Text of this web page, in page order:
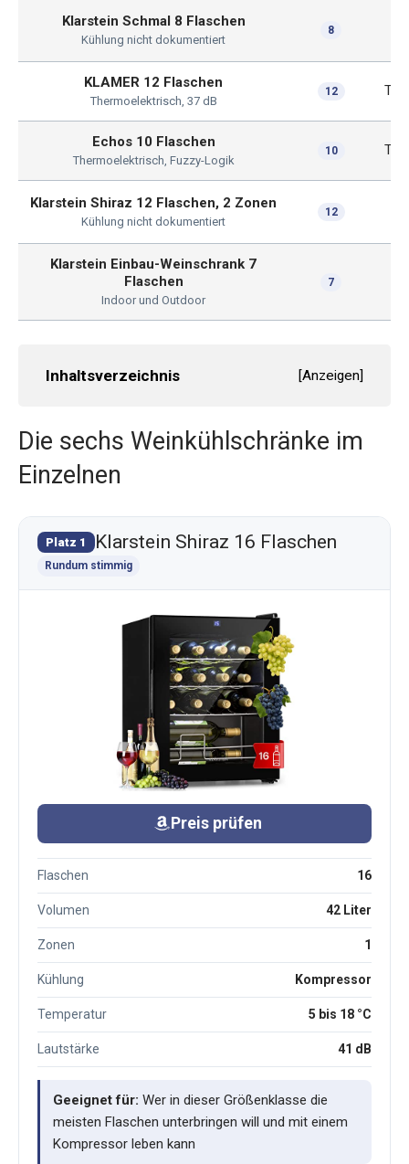
Klarstein Schmal 8 Flaschen
Kühlung nicht dokumentiert
8
KLAMER 12 Flaschen
Thermoelektrisch, 37 dB
12
Echos 10 Flaschen
Thermoelektrisch, Fuzzy-Logik
10
Klarstein Shiraz 12 Flaschen, 2 Zonen
Kühlung nicht dokumentiert
12
Klarstein Einbau-Weinschrank 7
Flaschen
Indoor und Outdoor
7
Inhaltsverzeichnis [Anzeigen]
Die sechs Weinkühlschränke im
Einzelnen
Platz 1 Klarstein Shiraz 16 Flaschen
Rundum stimmig
Preis prüfen
Flaschen 16
Volumen 42 Liter
Zonen 1
Kühlung Kompressor
Temperatur 5 bis 18 °C
Lautstärke 41 dB
Geeignet für: Wer in dieser Größenklasse die
meisten Flaschen unterbringen will und mit einem
Kompressor leben kann